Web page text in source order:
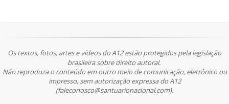
Os textos, fotos, artes e vídeos do A12 estão protegidos pela legislação
brasileira sobre direito autoral.
Não reproduza o conteúdo em outro meio de comunicação, eletrônico ou
impresso, sem autorização expressa do A12
(faleconosco@santuarionacional.com).